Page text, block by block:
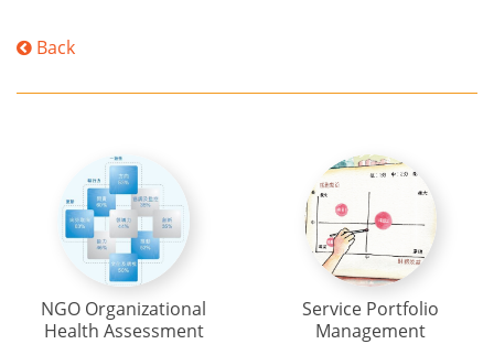
Back
NGO Organizational
Health Assessment
Service Portfolio
Management